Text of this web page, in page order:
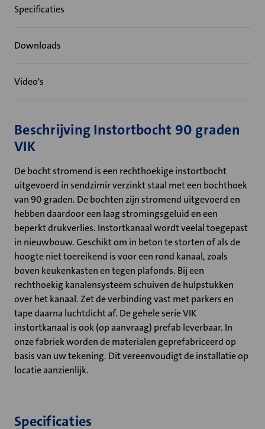
Specificaties
Downloads
Video's
Beschrijving Instortbocht 90 graden
VIK
De bocht stromend is een rechthoekige instortbocht
uitgevoerd in sendzimir verzinkt staal met een bochthoek
van 90 graden. De bochten zijn stromend uitgevoerd en
hebben daardoor een laag stromingsgeluid en een
beperkt drukverlies. Instortkanaal wordt veelal toegepast
in nieuwbouw. Geschikt om in beton te storten of als de
hoogte niet toereikend is voor een rond kanaal, zoals
boven keukenkasten en tegen plafonds. Bij een
rechthoekig kanalensysteem schuiven de hulpstukken
over het kanaal. Zet de verbinding vast met parkers en
tape daarna luchtdicht af. De gehele serie VIK
instortkanaal is ook (op aanvraag) prefab leverbaar. In
onze fabriek worden de materialen geprefabriceerd op
basis van uw tekening. Dit vereenvoudigt de installatie op
locatie aanzienlijk.
Specificaties